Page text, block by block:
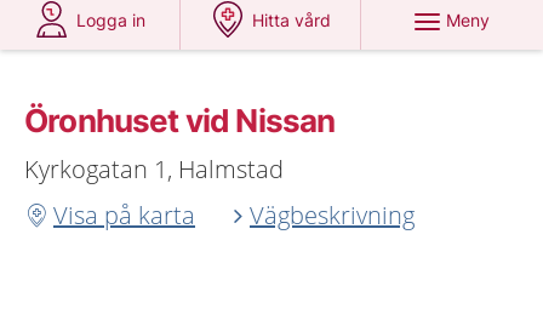
Logga in
Hitta vård
Meny
Öronhuset vid Nissan
Kyrkogatan 1, Halmstad
Visa på karta
Vägbeskrivning